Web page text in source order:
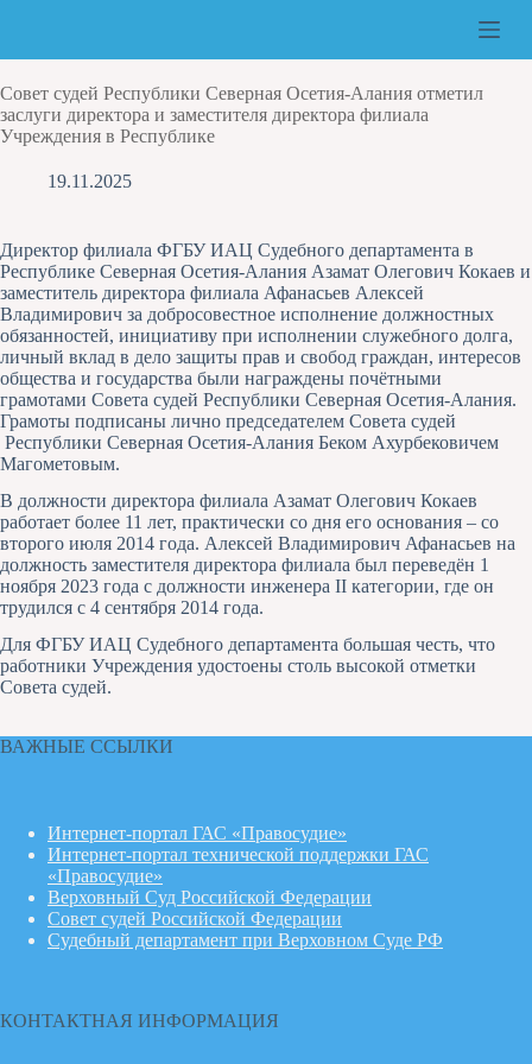
Совет судей Республики Северная Осетия-Алания отметил
заслуги директора и заместителя директора филиала
Учреждения в Республике
19.11.2025
Директор филиала ФГБУ ИАЦ Судебного департамента в
Республике Северная Осетия-Алания Азамат Олегович Кокаев и
заместитель директора филиала Афанасьев Алексей
Владимирович за добросовестное исполнение должностных
обязанностей, инициативу при исполнении служебного долга,
личный вклад в дело защиты прав и свобод граждан, интересов
общества и государства были награждены почётными
грамотами Совета судей Республики Северная Осетия-Алания.
Грамоты подписаны лично председателем Совета судей
Республики Северная Осетия-Алания Беком Ахурбековичем
Магометовым.
В должности директора филиала Азамат Олегович Кокаев
работает более 11 лет, практически со дня его основания – со
второго июля 2014 года. Алексей Владимирович Афанасьев на
должность заместителя директора филиала был переведён 1
ноября 2023 года с должности инженера II категории, где он
трудился с 4 сентября 2014 года.
Для ФГБУ ИАЦ Судебного департамента большая честь, что
работники Учреждения удостоены столь высокой отметки
Совета судей.
ВАЖНЫЕ ССЫЛКИ
Интернет-портал ГАС «Правосудие»
Интернет-портал технической поддержки ГАС
«Правосудие»
Верховный Суд Российской Федерации
Совет судей Российской Федерации
Судебный департамент при Верховном Суде РФ
КОНТАКТНАЯ ИНФОРМАЦИЯ